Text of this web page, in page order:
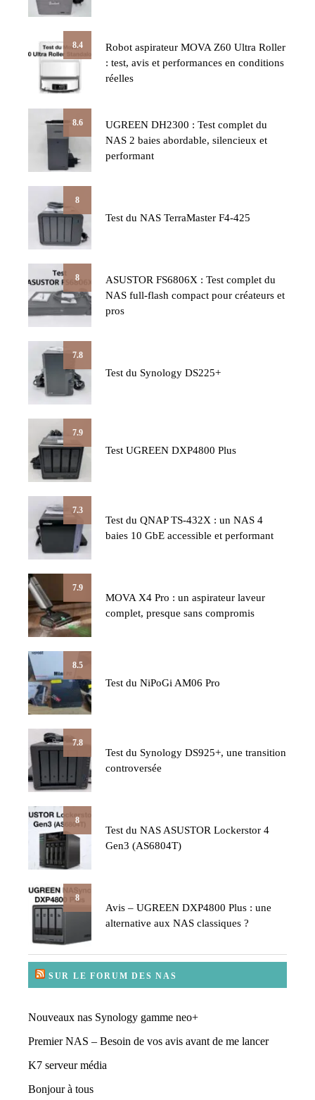
8.4
Robot aspirateur MOVA Z60 Ultra Roller
: test, avis et performances en conditions
réelles
8.6
UGREEN DH2300 : Test complet du
NAS 2 baies abordable, silencieux et
performant
8
Test du NAS TerraMaster F4-425
8
ASUSTOR FS6806X : Test complet du
NAS full-flash compact pour créateurs et
pros
7.8
Test du Synology DS225+
7.9
Test UGREEN DXP4800 Plus
7.3
Test du QNAP TS-432X : un NAS 4
baies 10 GbE accessible et performant
7.9
MOVA X4 Pro : un aspirateur laveur
complet, presque sans compromis
8.5
Test du NiPoGi AM06 Pro
7.8
Test du Synology DS925+, une transition
controversée
8
Test du NAS ASUSTOR Lockerstor 4
Gen3 (AS6804T)
8
Avis – UGREEN DXP4800 Plus : une
alternative aux NAS classiques ?
SUR LE FORUM DES NAS
Nouveaux nas Synology gamme neo+
Premier NAS – Besoin de vos avis avant de me lancer
K7 serveur média
Bonjour à tous